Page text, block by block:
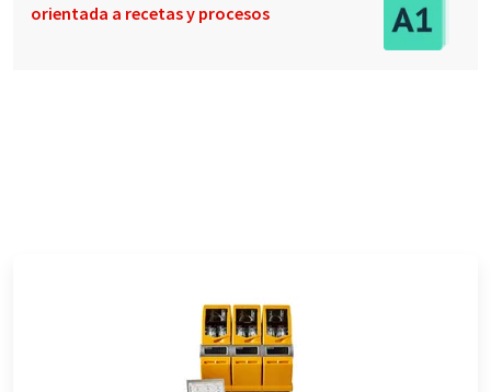
orientada a recetas y procesos